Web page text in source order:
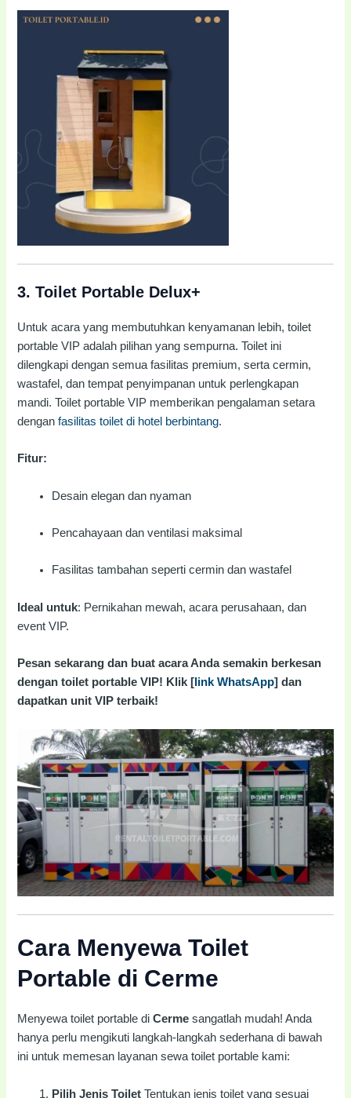
3.Toilet Portable Delux+
Untuk acara yang membutuhkan kenyamanan lebih, toilet
portable VIP adalah pilihan yang sempurna. Toilet ini
dilengkapi dengan semua fasilitas premium, serta cermin,
wastafel, dan tempat penyimpanan untuk perlengkapan
mandi. Toilet portable VIP memberikan pengalaman setara
denganfasilitas toilet di hotel berbintang.
Fitur:
Desain elegan dan nyaman
Pencahayaan dan ventilasi maksimal
Fasilitas tambahan seperti cermin dan wastafel
Ideal untuk: Pernikahan mewah, acara perusahaan, dan
event VIP.
Pesan sekarang dan buat acara Anda semakin berkesan
dengan toilet portable VIP! Klik [ link WhatsApp] dan
dapatkan unit VIP terbaik!
Cara Menyewa Toilet
Portable di Cerme
Menyewa toilet portable diCerme sangatlah mudah! Anda
hanya perlu mengikuti langkah-langkah sederhana di bawah
ini untuk memesan layanan sewa toilet portable kami:
Pilih Jenis Toilet Tentukan jenis toilet yang sesuai